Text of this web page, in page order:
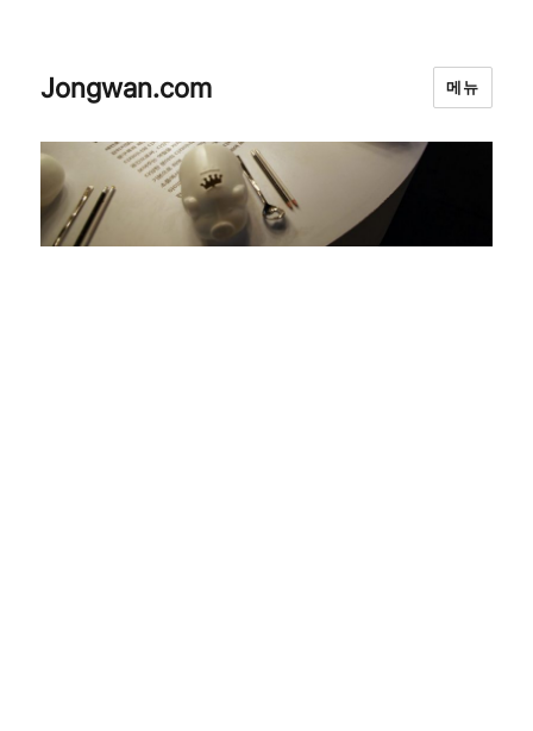
Jongwan.com 메뉴